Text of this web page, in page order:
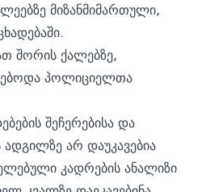
მიზანმიმართული,
შორის ქალებზე,
პოლიციელთა
შეჩერებისა და
ადგილზე არ დაუკავებია
კადრების ანალიზი